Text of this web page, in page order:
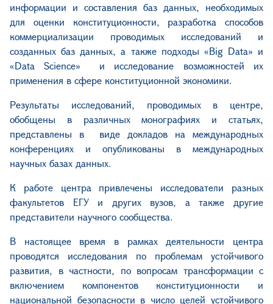
информации и составления баз данных, необходимых
для оценки конституционности, разработка способов
коммерциализации проводимых исследований и
созданных баз данных, а также подходы «Big Data» и
«Data Science» и исследование возможностей их
применения в сфере конституционной экономики.
Результаты исследований, проводимых в центре,
обобщены в различных монографиях и статьях,
представлены в виде докладов на международных
конференциях и опубликованы в международных
научных базах данных.
К работе центра привлечены исследователи разных
факультетов ЕГУ и других вузов,
а также другие
представители научного сообщества.
В настоящее время в рамках деятельности центра
проводятся исследования по проблемам устойчивого
развития, в частности, по вопросам трансформации с
включением компонентов конституционности и
национальной безопасности в число целей устойчивого